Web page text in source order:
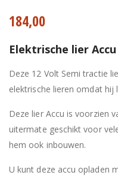
184,00
Elektrische lier Accu
Deze 12 Volt Semi tractie
elektrische lieren omdat hij
Deze lier Accu is voorzien
uitermate geschikt voor
hem ook inbouwen.
U kunt deze accu opladen